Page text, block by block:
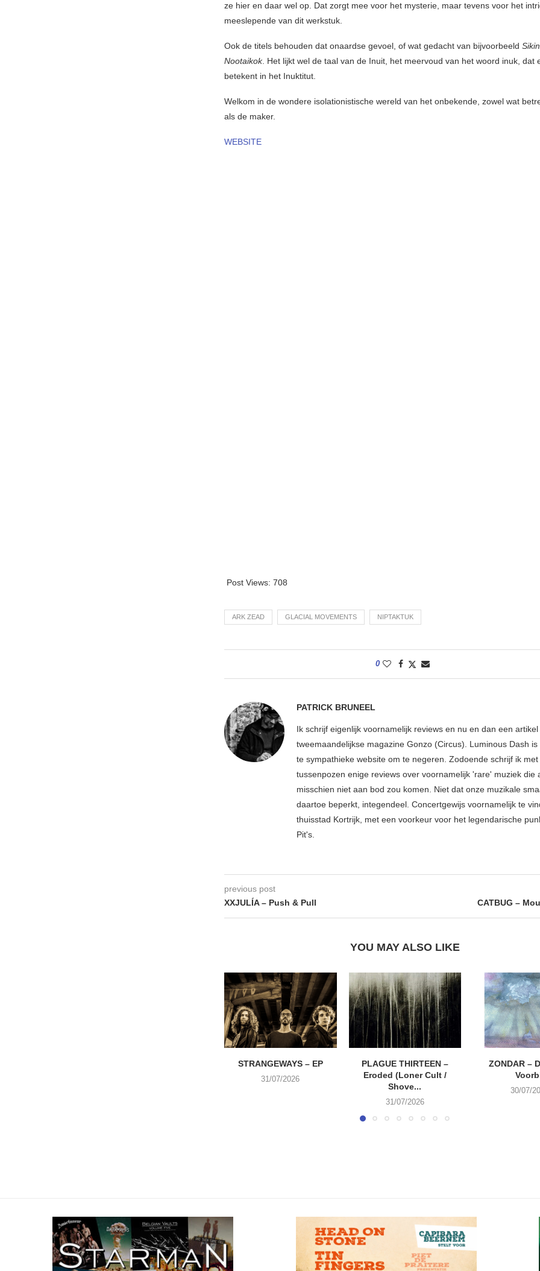
ze hier en daar wel op. Dat zorgt mee voor het mysterie, maar tevens voor het
meeslepende van dit werkstuk.
Ook de titels behouden dat onaardse gevoel, of wat gedacht van bijvoorbeeld
Nootaikok. Het lijkt wel de taal van de Inuit, het meervoud van het woord inuk, dat
betekent in het Inuktitut.
Welkom in de wondere isolationistische wereld van het onbekende, zowel wat
als de maker.
WEBSITE
Post Views: 708
ARK ZEAD GLACIAL MOVEMENTS NIPTAKTUK
0
PATRICK BRUNEEL
Ik schrijf eigenlijk voornamelijk reviews en nu en dan een
tweemaandelijkse magazine Gonzo (Circus). Luminous Dash is
te sympathieke website om te negeren. Zodoende schrijf ik met
tussenpozen enige reviews over voornamelijk 'rare' muziek die
misschien niet aan bod zou komen. Niet dat onze muzikale
daartoe beperkt, integendeel. Concertgewijs voornamelijk te
thuisstad Kortrijk, met een voorkeur voor het legendarische
Pit's.
previous post
XXJULÍA – Push & Pull
CATBUG –
YOU MAY ALSO LIKE
STRANGEWAYS – EP
31/07/2026
PLAGUE THIRTEEN –
Eroded (Loner Cult /
Shove...
31/07/2026
ZONDAR –
30/07/